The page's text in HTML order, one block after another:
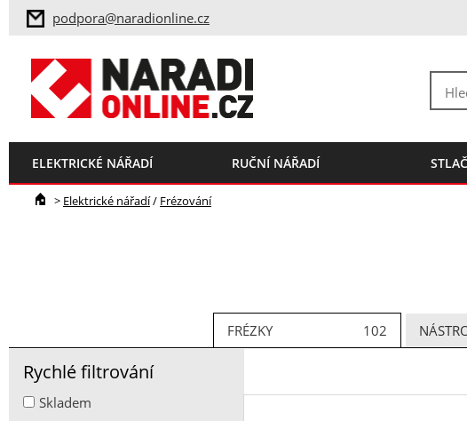
podpora@naradionline.cz
ELEKTRICKÉ NÁŘADÍ RUČNÍ NÁŘADÍ
> Elektrické nářadí/ Frézování
102
FRÉZKY
Rychlé filtrování
Skladem